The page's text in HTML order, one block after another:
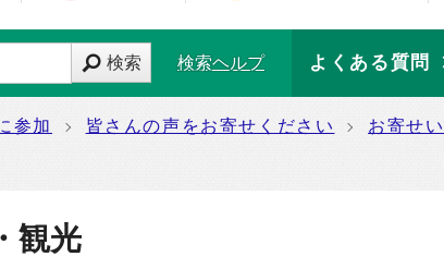
検索 検索ヘルプ よくある質問
参加 皆さんの声をお寄せください
お寄せ
観光